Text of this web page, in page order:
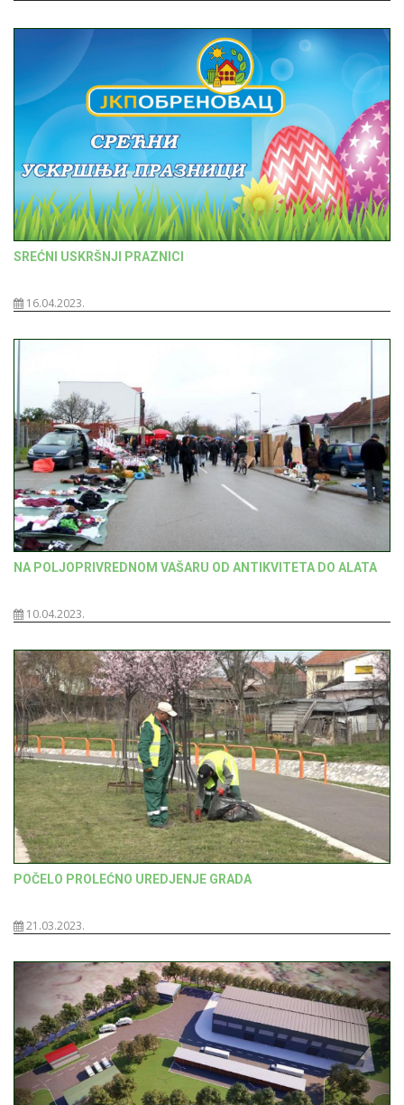
SREĆNI USKRŠNJI PRAZNICI
16.04.2023.
NA POLJOPRIVREDNOM VAŠARU OD ANTIKVITETA DO ALATA
10.04.2023.
POČELO PROLEĆNO UREDJENJE GRADA
21.03.2023.